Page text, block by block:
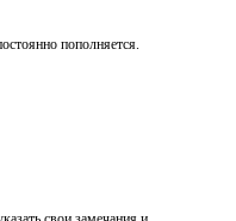
пополняется.